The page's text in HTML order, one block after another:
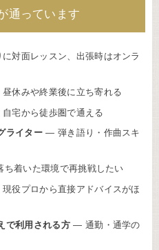
通っています
対面レッスン、出張時はオンラ
休みや終業後に立ち寄れる
宅から徒歩圏で通える
ライター— 弾き語り・作曲スキ
着いた環境で再挑戦したい
役プロから直接アドバイスがほ
で利用される方— 通勤・通学の